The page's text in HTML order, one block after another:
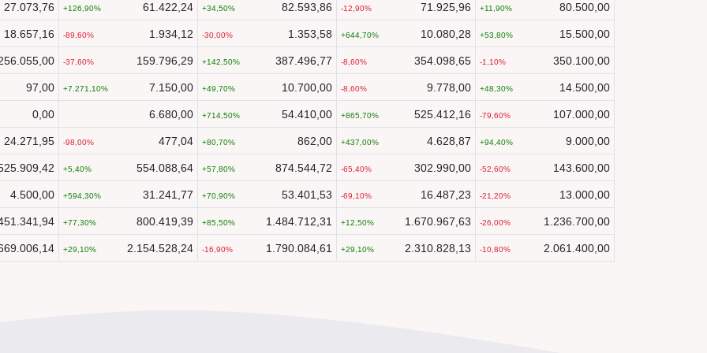
27.073,76 126,90 61.422,24 34,50 82.593,86 -12,90 71.925,96 11,90 80.500,00
18.657,16 -89,60 1.934,12 -30,00 1.353,58 644,70 10.080,28 53,80 15.500,00
256.055,00 -37,60 159.796,29 142,50 387.496,77 -8,60 354.098,65 -1,10 350.100,00
97,00 7.271,10 7.150,00 49,70 10.700,00 -8,60 9.778,00 48,30 14.500,00
0,00 6.680,00 714,50 54.410,00 865,70 525.412,16 -79,60 107.000,00
24.271,95 -98,00 477,04 80,70 862,00 437,00 4.628,87 94,40 9.000,00
525.909,42 5,40 554.088,64 57,80 874.544,72 -65,40 302.990,00 -52,60 143.600,00
4.500,00 594,30 31.241,77 70,90 53.401,53 -69,10 16.487,23 -21,20 13.000,00
451.341,94 77,30 800.419,39 85,50 1.484.712,31 12,50 1.670.967,63 -26,00 1.236.700,00
29,10 2.154.528,24 -16,90 1.790.084,61 29,10 2.310.828,13 -10,80 2.061.400,00